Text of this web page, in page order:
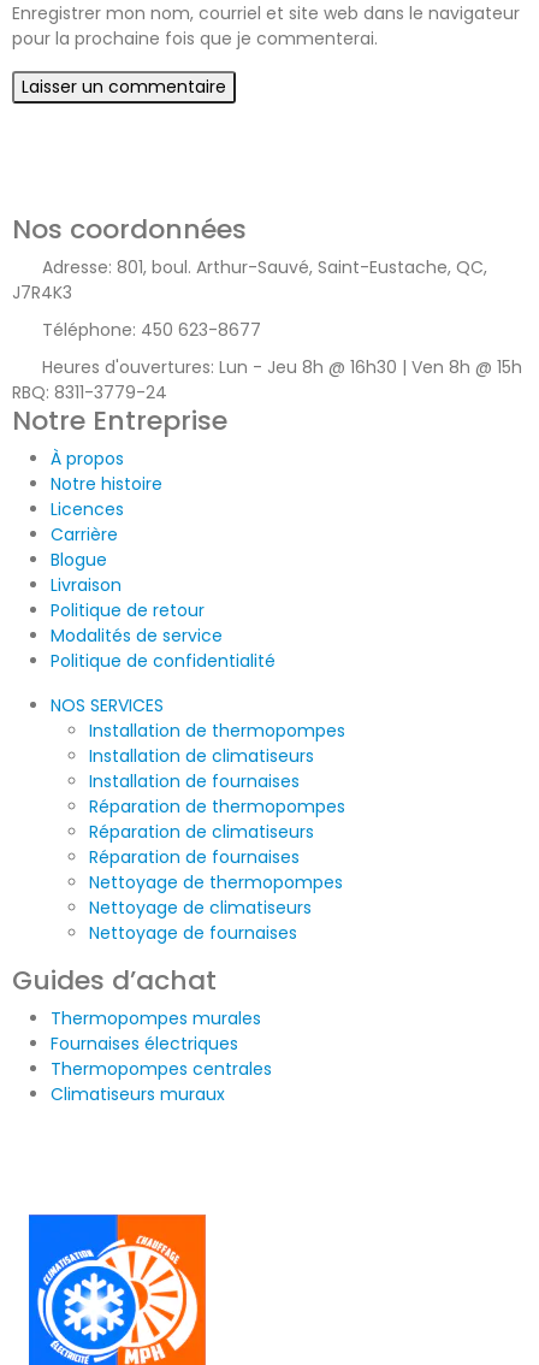
Enregistrer mon nom, courriel et site web dans le navigateur
pour la prochaine fois que je commenterai.
Nos coordonnées
Adresse: 801, boul. Arthur-Sauvé, Saint-Eustache, QC,
J7R4K3
Téléphone: 450 623-8677
Heures d'ouvertures: Lun - Jeu 8h @ 16h30 | Ven 8h @ 15h
RBQ: 8311-3779-24
Notre Entreprise
À propos
Notre histoire
Licences
Carrière
Blogue
Livraison
Politique de retour
Modalités de service
Politique de confidentialité
NOS SERVICES
Installation de thermopompes
Installation de climatiseurs
Installation de fournaises
Réparation de thermopompes
Réparation de climatiseurs
Réparation de fournaises
Nettoyage de thermopompes
Nettoyage de climatiseurs
Nettoyage de fournaises
Guides d’achat
Thermopompes murales
Fournaises électriques
Thermopompes centrales
Climatiseurs muraux